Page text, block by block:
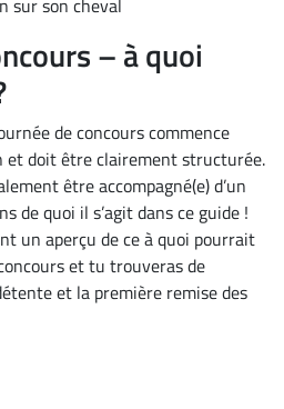
– à quoi
de concours commence
doit être clairement structurée.
être accompagné(e) d’un
de quoi il s’agit dans ce guide !
un aperçu de ce à quoi pourrait
et tu trouveras de
et la première remise des